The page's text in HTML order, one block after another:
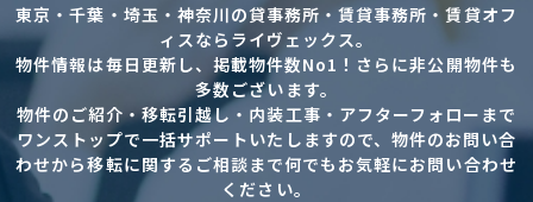
東京・千葉・埼玉・神奈川の貸事務所・賃貸事務所・賃貸オフ
ィスならライヴェックス。
物件情報は毎日更新し、掲載物件数No1！さらに非公開物件も
多数ございます。
物件のご紹介・移転引越し・内装工事・アフターフォローまで
ワンストップで一括サポートいたしますので、物件のお問い合
わせから移転に関するご相談まで何でもお気軽にお問い合わせ
ください。